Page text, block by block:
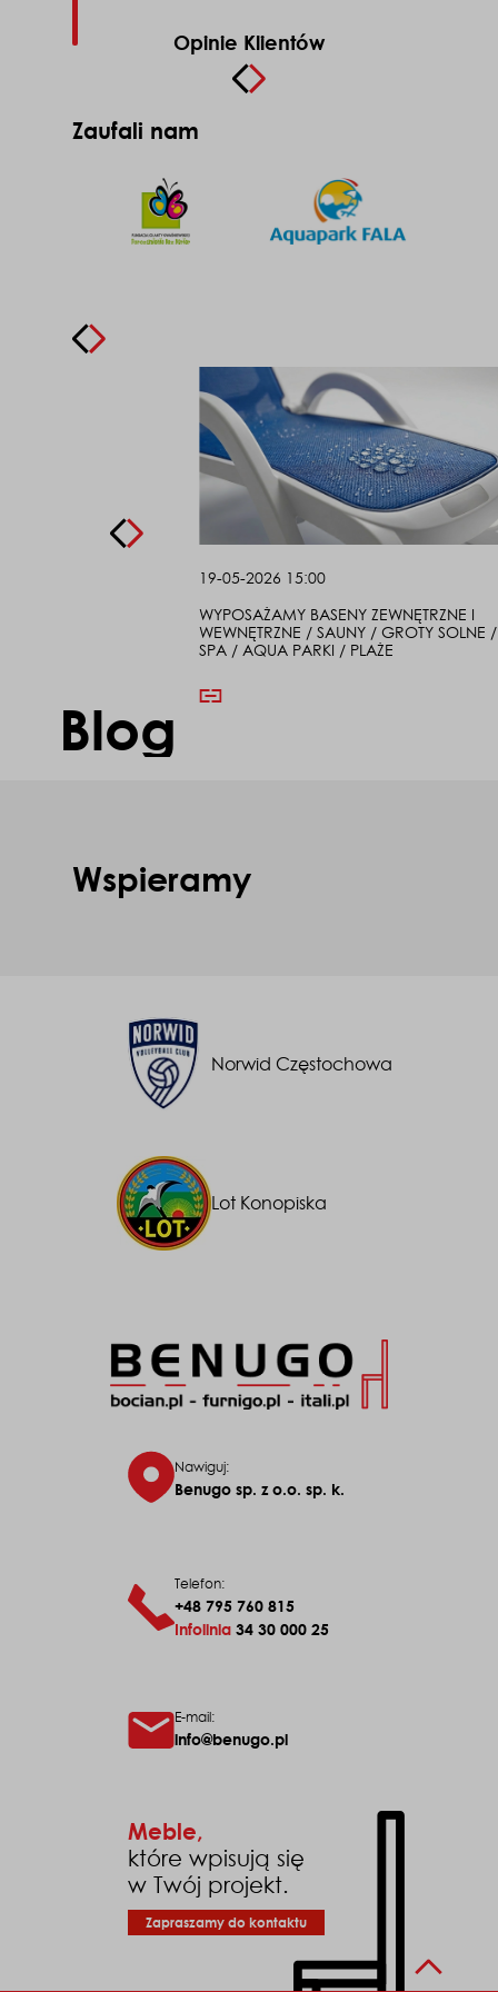
Opinie Klientów
Zaufali nam
Blog
19-05-2026 15:00
WYPOSAŻAMY BASENY ZEWNĘTRZNE I
WEWNĘTRZNE / SAUNY / GROTY SOLNE /
SPA / AQUA PARKI / PLAŻE
Wspieramy
Norwid Częstochowa
Lot Konopiska
Nawiguj:
Benugo sp. z o.o. sp. k.
Telefon:
+48 795 760 815
Infolinia34 30 000 25
E-mail:
info@benugo.pl
Meble,
które wpisują się
w Twój projekt.
Zapraszamy do kontaktu